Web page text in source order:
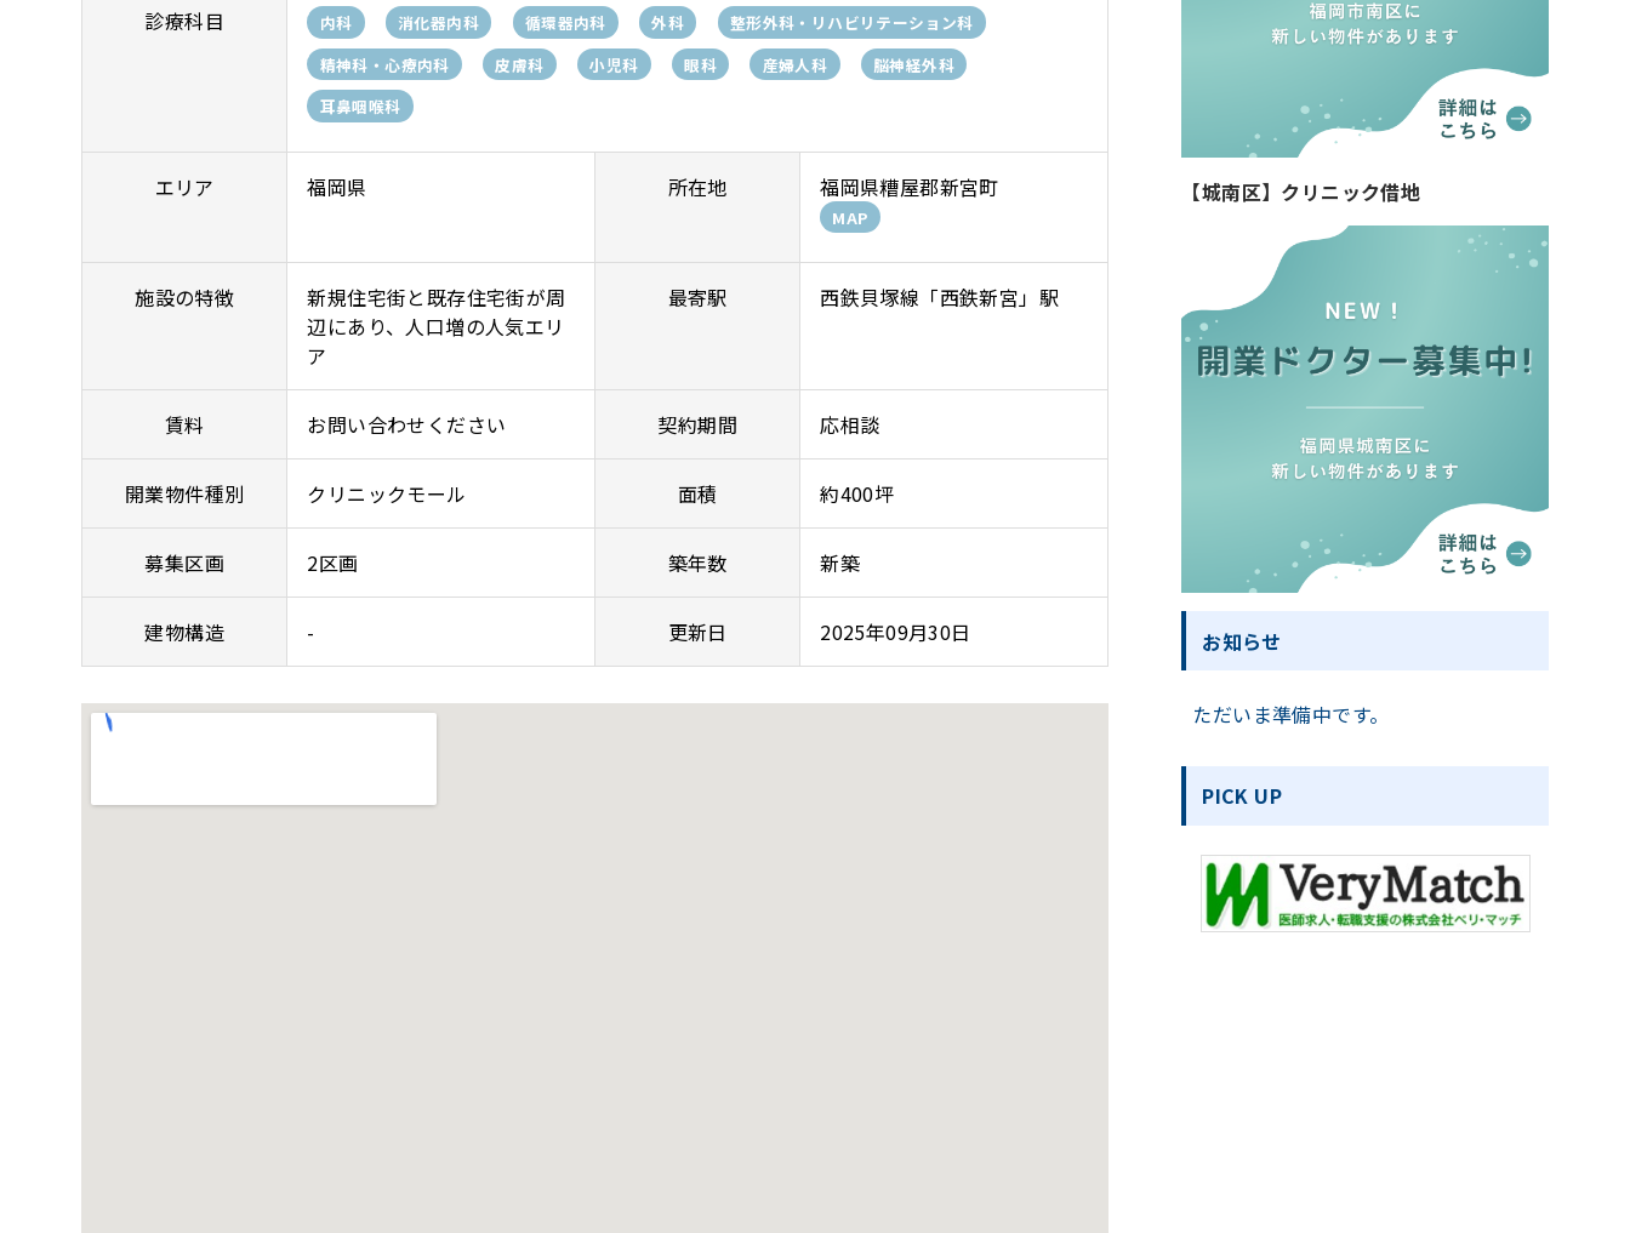
診療科目 内科 消化器内科 循環器内科 外科
整形外科・リハビリテーション科
精神科・心療内科
皮膚科 小児科 眼科 産婦人科
脳神経外科
耳鼻咽喉科
エリア 福岡県 所在地 福岡県糟屋郡新宮町
MAP
施設の特徴
新規住宅街と既存住宅街が周
辺にあり、人口増の人気エリ
ア
最寄駅 西鉄貝塚線「西鉄新宮」駅
賃料 お問い合わせください 契約期間 応相談
開業物件種別 クリニックモール 面積 約400坪
募集区画 2区画 築年数 新築
建物構造 - 更新日 2025年09月30日
【城南区】クリニック借地
お知らせ
ただいま準備中です。
PICK UP